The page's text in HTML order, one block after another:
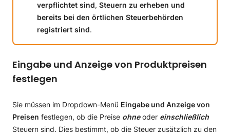
verpflichtet sind, Steuern zu erheben und
bereits bei den örtlichen Steuerbehörden
registriert sind.
Eingabe und Anzeige von Produktpreisen
festlegen
Sie müssen im Dropdown-Menü Eingabe und Anzeige von
Preisen festlegen, ob die Preise ohneoder einschließlich
Steuern sind. Dies bestimmt, ob die Steuer zusätzlich zu den